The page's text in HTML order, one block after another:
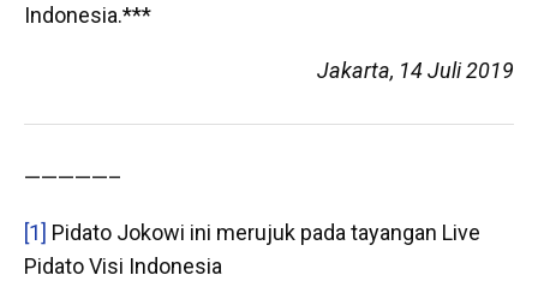
Indonesia.***
Jakarta, 14 Juli 2019
—————–
[1] Pidato Jokowi ini merujuk pada tayangan Live
Pidato Visi Indonesia